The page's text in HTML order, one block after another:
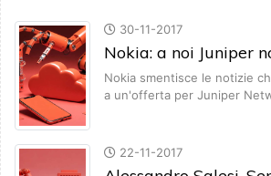
30-11-2017
Nokia: a noi Juniper
Nokia smentisce le notizie
a un'offerta per Juniper
22-11-2017